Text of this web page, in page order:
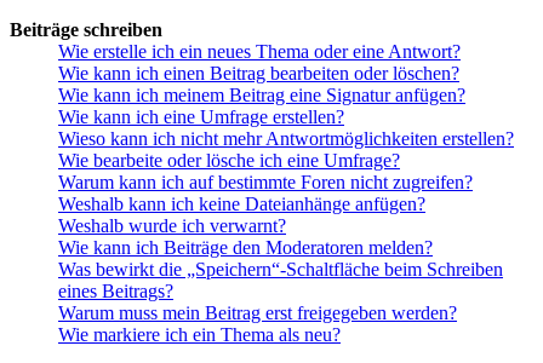
Beiträge schreiben
Wie erstelle ich ein neues Thema oder eine Antwort?
Wie kann ich einen Beitrag bearbeiten oder löschen?
Wie kann ich meinem Beitrag eine Signatur anfügen?
Wie kann ich eine Umfrage erstellen?
Wieso kann ich nicht mehr Antwortmöglichkeiten erstellen?
Wie bearbeite oder lösche ich eine Umfrage?
Warum kann ich auf bestimmte Foren nicht zugreifen?
Weshalb kann ich keine Dateianhänge anfügen?
Weshalb wurde ich verwarnt?
Wie kann ich Beiträge den Moderatoren melden?
Was bewirkt die „Speichern“-Schaltfläche beim Schreiben
eines Beitrags?
Warum muss mein Beitrag erst freigegeben werden?
Wie markiere ich ein Thema als neu?